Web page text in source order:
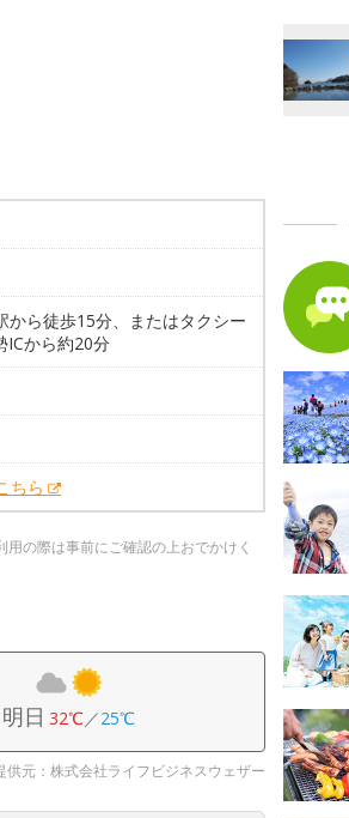
から徒歩15分、またはタクシー
ICから約20分
ちら
の際は事前にご確認の上おでかけく
明日 32℃／25℃
供元：株式会社ライフビジネスウェザー